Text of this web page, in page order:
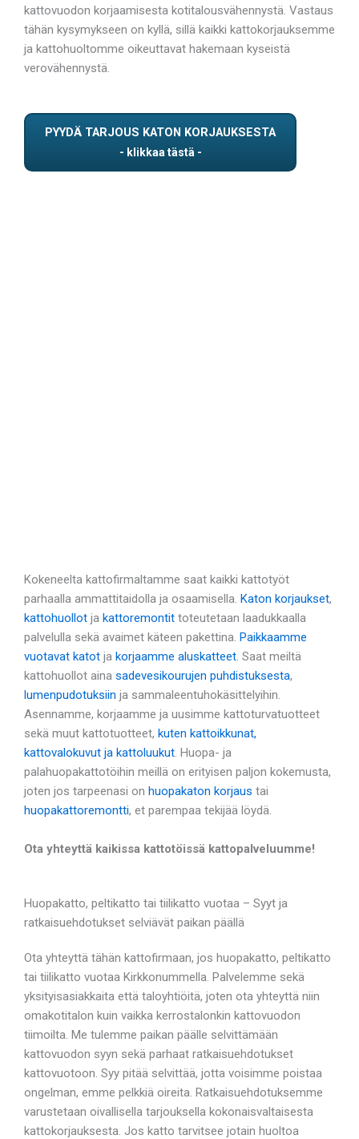
kattovuodon korjaamisesta kotitalousvähennystä. Vastaus
tähän kysymykseen on kyllä, sillä kaikki kattokorjauksemme
ja kattohuoltomme oikeuttavat hakemaan kyseistä
verovähennystä.
PYYDÄ TARJOUS KATON KORJAUKSESTA
Kokeneelta kattofirmaltamme saat kaikki kattotyöt
parhaalla ammattitaidolla ja osaamisella. Katon korjaukset,
kattohuollot ja kattoremontit toteutetaan laadukkaalla
palvelulla sekä avaimet käteen pakettina. Paikkaamme
vuotavat katot ja korjaamme aluskatteet. Saat meiltä
kattohuollot aina sadevesikourujen puhdistuksesta,
lumenpudotuksiin ja sammaleentuhokäsittelyihin.
Asennamme, korjaamme ja uusimme kattoturvatuotteet
sekä muut kattotuotteet, kuten kattoikkunat,
kattovalokuvut ja kattoluukut. Huopa- ja
palahuopakattotöihin meillä on erityisen paljon kokemusta,
joten jos tarpeenasi on huopakaton korjaus tai
huopakattoremontti, et parempaa tekijää löydä.
Ota yhteyttä kaikissa kattotöissä kattopalveluumme!
Huopakatto, peltikatto tai tiilikatto vuotaa – Syyt ja
ratkaisuehdotukset selviävät paikan päällä
Ota yhteyttä tähän kattofirmaan, jos huopakatto, peltikatto
tai tiilikatto vuotaa Kirkkonummella. Palvelemme sekä
yksityisasiakkaita että taloyhtiöitä, joten ota yhteyttä niin
omakotitalon kuin vaikka kerrostalonkin kattovuodon
tiimoilta. Me tulemme paikan päälle selvittämään
kattovuodon syyn sekä parhaat ratkaisuehdotukset
kattovuotoon. Syy pitää selvittää, jotta voisimme poistaa
ongelman, emme pelkkiä oireita. Ratkaisuehdotuksemme
varustetaan oivallisella tarjouksella kokonaisvaltaisesta
kattokorjauksesta. Jos katto tarvitsee jotain huoltoa